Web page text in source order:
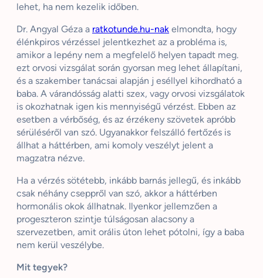
lehet, ha nem kezelik időben.
Dr. Angyal Géza a ratkotunde.hu-nak elmondta, hogy
élénkpiros vérzéssel jelentkezhet az a probléma is,
amikor a lepény nem a megfelelő helyen tapadt meg.
ezt orvosi vizsgálat során gyorsan meg lehet állapítani,
és a szakember tanácsai alapján j eséllyel kihordható a
baba. A várandósság alatti szex, vagy orvosi vizsgálatok
is okozhatnak igen kis mennyiségű vérzést. Ebben az
esetben a vérbőség, és az érzékeny szövetek apróbb
sérüléséről van szó. Ugyanakkor felszálló fertőzés is
állhat a háttérben, ami komoly veszélyt jelent a
magzatra nézve.
Ha a vérzés sötétebb, inkább barnás jellegű, és inkább
csak néhány cseppről van szó, akkor a háttérben
hormonális okok állhatnak. Ilyenkor jellemzően a
progeszteron szintje túlságosan alacsony a
szervezetben, amit orális úton lehet pótolni, így a baba
nem kerül veszélybe.
Mit tegyek?